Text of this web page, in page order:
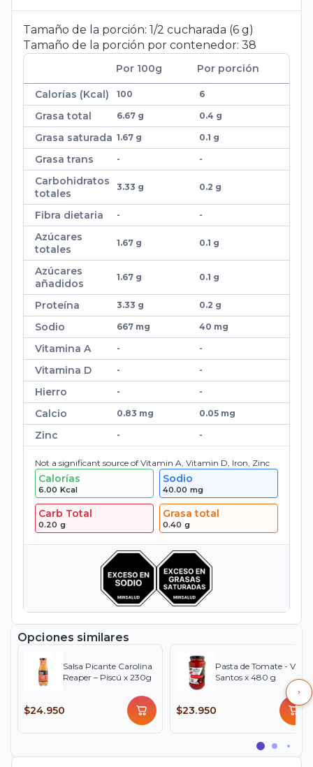
Tamaño de la porción: 1/2 cucharada (6 g)
Tamaño de la porción por contenedor: 38
Por 100g Por porción
Calorías (Kcal) 100 6
Grasa total 6.67 g 0.4 g
Grasa saturada 1.67 g 0.1 g
Grasa trans - -
Carbohidratos
totales
3.33 g 0.2 g
Fibra dietaria - -
Azúcares
totales
1.67 g 0.1 g
Azúcares
añadidos
1.67 g 0.1 g
Proteína 3.33 g 0.2 g
Sodio 667 mg 40 mg
Vitamina A - -
Vitamina D - -
Hierro - -
Calcio 0.83 mg 0.05 mg
Zinc - -
Not a significant source of Vitamin A, Vitamin D, Iron, Zinc
Calorías
6.00 Kcal
Sodio
40.00 mg
Carb Total
0.20 g
Grasa total
0.40 g
Opciones similares
Salsa Picante Carolina
Reaper – Piscú x 230g
$24.950
Pasta de Tomate - Villa
Santos x 480 g
$23.950